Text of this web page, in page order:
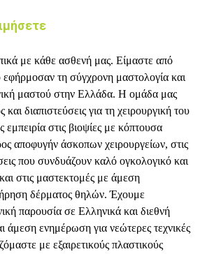
με κάθε ασθενή μας. Είμαστε από
τη σύγχρονη μαστολογία και
μαστού στην Ελλάδα. Η ομάδα μας
και διαπιστεύσεις για τη χειρουργική του
στις βιοψίες με κόπτουσα
αποφυγήν άσκοπων χειρουργείων, στις
που συνδυάζουν καλό ογκολογικό και
στις μαστεκτομές με άμεση
δέρματος θηλών. Έχουμε
παρουσία σε Ελληνικά και διεθνή
άμεση ενημέρωση για νεώτερες τεχνικές
με εξαιρετικούς πλαστικούς